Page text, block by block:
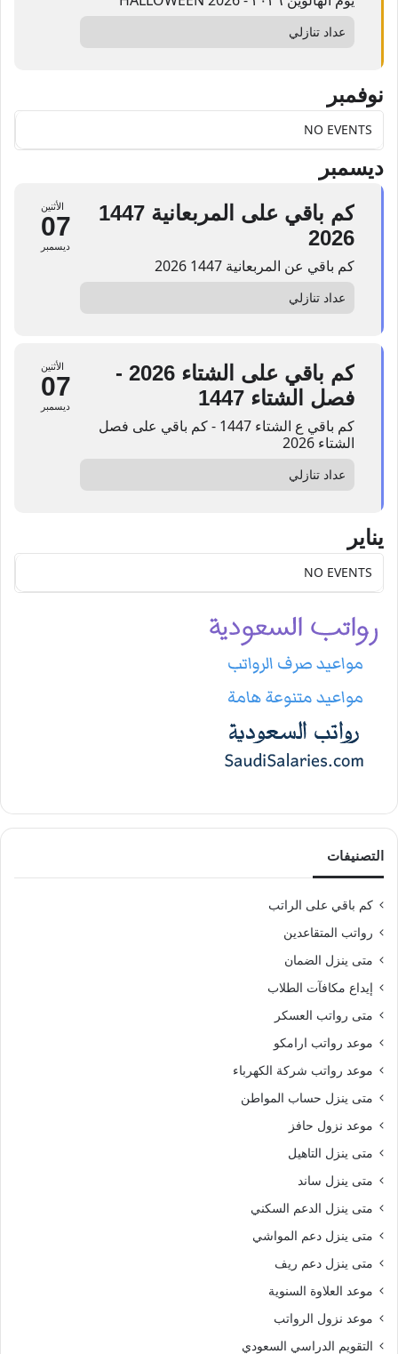
عداد تنازلي
نوفمبر
NO EVENTS
ديسمبر
الأثنين
07
ديسمبر
كم باقي على المربعانية 1447
2026
كم باقي عن المربعانية 1447 2026
عداد تنازلي
الأثنين
07
ديسمبر
كم باقي على الشتاء 2026 -
فصل الشتاء 1447
كم باقي ع الشتاء 1447 - كم باقي على فصل
الشتاء 2026
عداد تنازلي
يناير
NO EVENTS
التصنيفات
كم باقي على الراتب
رواتب المتقاعدين
متى ينزل الضمان
إيداع مكافآت الطلاب
متى رواتب العسكر
موعد رواتب ارامكو
موعد رواتب شركة الكهرباء
متى ينزل حساب المواطن
موعد نزول حافز
متى ينزل التاهيل
متى ينزل ساند
متى ينزل الدعم السكني
متى ينزل دعم المواشي
متى ينزل دعم ريف
موعد العلاوة السنوية
موعد نزول الرواتب
التقويم الدراسي السعودي